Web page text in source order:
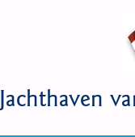
Jachthaven